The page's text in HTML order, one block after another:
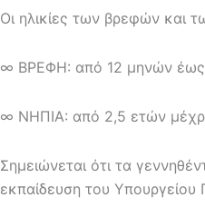
Οι ηλικίες των βρεφών και
∞ ΒΡΕΦΗ: από 12 μηνών έως
∞ ΝΗΠΙΑ: από 2,5 ετών
Σημειώνεται ότι τα
εκπαίδευση του Υπουργείου